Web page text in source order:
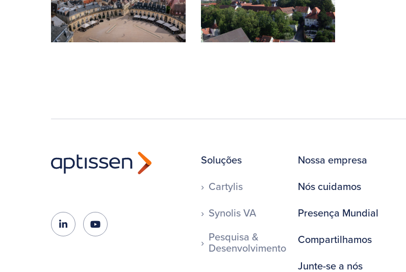
Soluções
Cartylis
Synolis VA
Pesquisa &
Desenvolvimento
Nossa empresa
Nós cuidamos
Presença Mundial
Compartilhamos
Junte-se a nós